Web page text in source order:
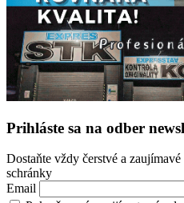
Prihláste sa na odber
Dostaňte vždy čerstvé a
schránky
Email